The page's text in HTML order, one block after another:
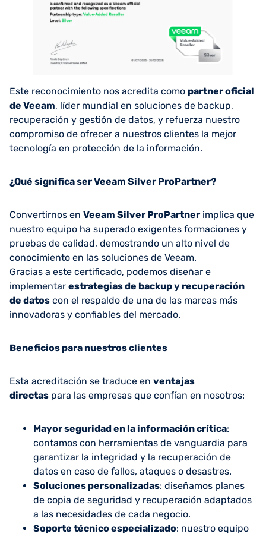
Este reconocimiento nos acredita como partner oficial
de Veeam, líder mundial en soluciones de backup,
recuperación y gestión de datos, y refuerza nuestro
compromiso de ofrecer a nuestros clientes la mejor
tecnología en protección de la información.
¿Qué significa ser Veeam Silver ProPartner?
Convertirnos en Veeam Silver ProPartner implica que
nuestro equipo ha superado exigentes formaciones y
pruebas de calidad, demostrando un alto nivel de
conocimiento en las soluciones de Veeam.
Gracias a este certificado, podemos diseñar e
implementar estrategias de backup y recuperación
de datos con el respaldo de una de las marcas más
innovadoras y confiables del mercado.
Beneficios para nuestros clientes
Esta acreditación se traduce en ventajas
directas para las empresas que confían en nosotros:
Mayor seguridad en la información crítica:
contamos con herramientas de vanguardia para
garantizar la integridad y la recuperación de
datos en caso de fallos, ataques o desastres.
Soluciones personalizadas: diseñamos planes
de copia de seguridad y recuperación adaptados
a las necesidades de cada negocio.
Soporte técnico especializado: nuestro equipo